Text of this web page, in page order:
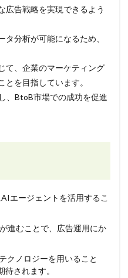
広告戦略を実現できるよう
タ分析が可能になるため、
て、企業のマーケティング
を目指しています。
、BtoB市場での成功を促進
エージェントを活用するこ
進むことで、広告運用にか
クノロジーを用いること
されます。